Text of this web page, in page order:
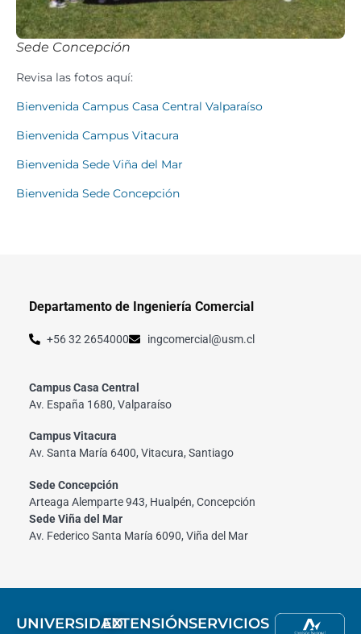
Sede Concepción
Revisa las fotos aquí:
Bienvenida Campus Casa Central Valparaíso
Bienvenida Campus Vitacura
Bienvenida Sede Viña del Mar
Bienvenida Sede Concepción
Departamento de Ingeniería Comercial
+56 32 2654000 ingcomercial@usm.cl
Campus Casa Central
Av. España 1680, Valparaíso
Campus Vitacura
Av. Santa María 6400, Vitacura, Santiago
Sede Concepción
Arteaga Alemparte 943, Hualpén, Concepción
Sede Viña del Mar
Av. Federico Santa María 6090, Viña del Mar
UNIVERSIDADEXTENSIÓNSERVICIOS